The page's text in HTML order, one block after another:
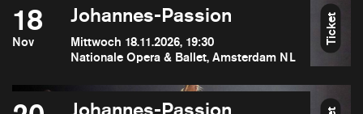
18
Nov
Johannes-Passion
Mittwoch 18.11.2026, 19:30
Nationale Opera & Ballet, Amsterdam NL
Ticket